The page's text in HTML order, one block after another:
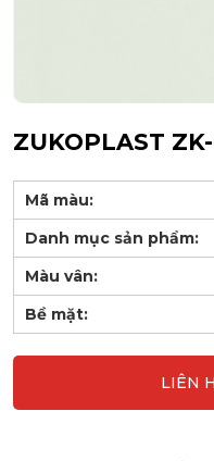
ZUKOPLAST
Mã màu:
Danh mục sản phẩm:
Màu vân:
Bề mặt:
LIÊN